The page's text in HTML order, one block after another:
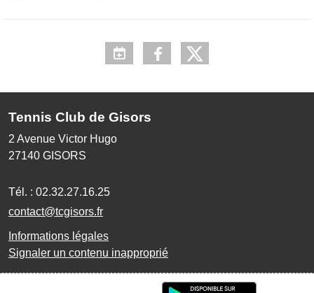
Tennis Club de Gisors
2 Avenue Victor Hugo
27140 GISORS
Tél. : 02.32.27.16.25
contact@tcgisors.fr
Informations légales
Signaler un contenu inapproprié